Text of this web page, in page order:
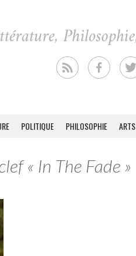
POLITIQUE PHILOSOPHIE ARTS
« In The Fade »